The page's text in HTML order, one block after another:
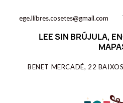
ege.llibres.cosetes@gmail.com
LEE SIN BRÚJULA,
BENET MERCADÉ, 22